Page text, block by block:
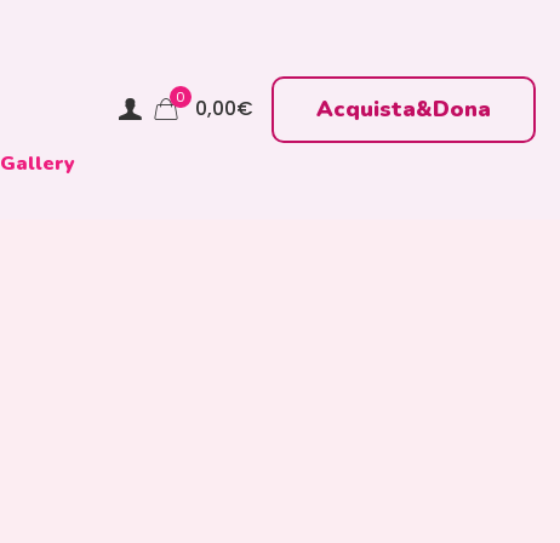
Gallery
0 0,00€ Acquista&Dona